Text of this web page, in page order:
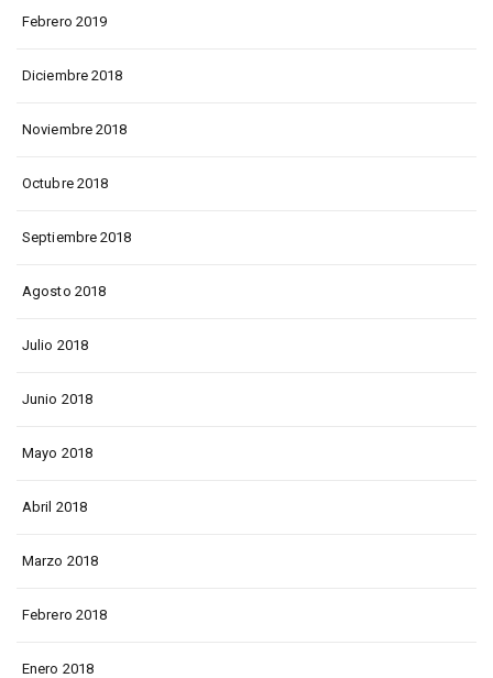
Febrero 2019
Diciembre 2018
Noviembre 2018
Octubre 2018
Septiembre 2018
Agosto 2018
Julio 2018
Junio 2018
Mayo 2018
Abril 2018
Marzo 2018
Febrero 2018
Enero 2018